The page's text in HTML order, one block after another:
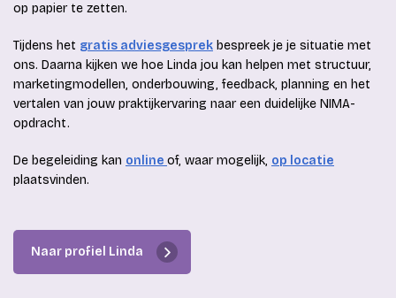
op papier te zetten.
Tijdens het gratis adviesgesprek bespreek je je situatie met
ons. Daarna kijken we hoe Linda jou kan helpen met structuur,
marketingmodellen, onderbouwing, feedback, planning en het
vertalen van jouw praktijkervaring naar een duidelijke NIMA-
opdracht.
De begeleiding kan online of, waar mogelijk, op locatie
plaatsvinden.
Naar profiel Linda